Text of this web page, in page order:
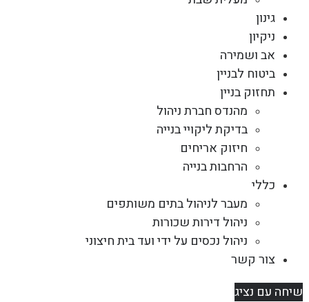
גינון
ניקיון
אב ושמירה
ביטוח לבניין
תחזוק בניין
מהנדס חברת ניהול
בדיקת ליקויי בנייה
חיזוק אריחים
הרחבות בנייה
כללי
מעבר לניהול בתים משותפים
ניהול דירות שכורות
ניהול נכסים על ידי ועד בית חיצוני
צור קשר
שיחה עם נציג